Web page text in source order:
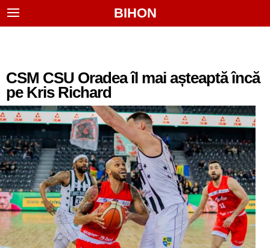
BIHON
CSM CSU Oradea îl mai așteaptă încă
pe Kris Richard